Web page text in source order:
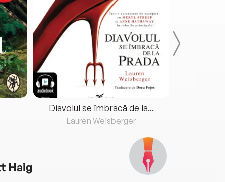
Diavolul se îmbracă de la...
Lauren Weisberger
Haig